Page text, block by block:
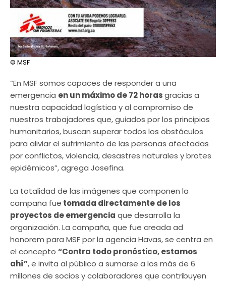
© MSF
“En MSF somos capaces de responder a una
emergencia en un máximo de 72 horasgracias a
nuestra capacidad logística y al compromiso de
nuestros trabajadores que, guiados por los principios
humanitarios, buscan superar todos los obstáculos
para aliviar el sufrimiento de las personas afectadas
por conflictos, violencia, desastres naturales y brotes
epidémicos”, agrega Josefina.
La totalidad de las imágenes que componen la
campaña fue tomada directamente de los
proyectos de emergencia que desarrolla la
organización. La campaña, que fue creada ad
honorem para MSF por la agencia Havas, se centra en
el concepto “Contra todo pronóstico, estamos
ahí”, e invita al público a sumarse a los más de 6
millones de socios y colaboradores que contribuyen